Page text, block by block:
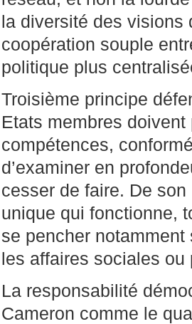
la diversité des visions
coopération souple
politique plus
Troisième principe
Etats membres
compétences,
d’examiner en
cesser de faire. De
unique qui fonctionne,
se pencher notamment
les affaires sociales ou
La responsabilité
Cameron comme le